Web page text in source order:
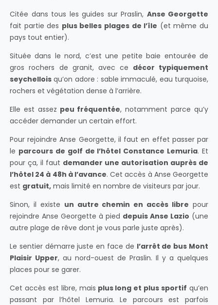
Citée dans tous les guides sur Praslin, Anse Georgette
fait partie des plus belles plages de l’île (et même du
pays tout entier).
Située dans le nord, c’est une petite baie entourée de
gros rochers de granit, avec ce décor typiquement
seychellois qu’on adore : sable immaculé, eau turquoise,
rochers et végétation dense à l’arrière.
Elle est assez peu fréquentée, notamment parce qu’y
accéder demander un certain effort.
Pour rejoindre Anse Georgette, il faut en effet passer par
le parcours de golf de l’hôtel Constance Lemuria. Et
pour ça, il faut demander une autorisation auprès de
l’hôtel 24 à 48h à l’avance. Cet accès à Anse Georgette
est gratuit, mais limité en nombre de visiteurs par jour.
Sinon, il existe un autre chemin en accès libre pour
rejoindre Anse Georgette à pied depuis Anse Lazio (une
autre plage de rêve dont je vous parle juste après).
Le sentier démarre juste en face de l’arrêt de bus Mont
Plaisir Upper, au nord-ouest de Praslin. Il y a quelques
places pour se garer.
Cet accès est libre, mais plus long et plus sportif qu’en
passant par l’hôtel Lemuria. Le parcours est parfois